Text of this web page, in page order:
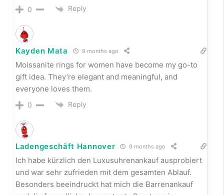
48000 Delay Krem
48000 Delay Krem, cinsel performansı artırmak
amacıyla tasarlanmış bir üründür.
شات فلسطين 9 months ago
لك التواصل مع الأصدقاء والتعارف مع أشخاص جدد من مختلف
أنحاء فلسطين، فإن منصتنا تقدم لك كل ما تحتاجه. يمكنك الآن
الانضمام بسهولة إلى شات فلسطيني مجاني والاستمتاع
بمحادثات آمنة وسريعة. استكشف الغرف المتنوعة وشارك في
النقاشات الممتعة عبر Chat palestine. جرب الخدمة الآن من
خلال هذا الرابط: